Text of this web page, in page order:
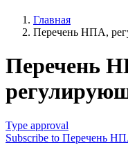
Главная
Перечень НПА,
Перечень
Type approval
Subscribe to Перечень